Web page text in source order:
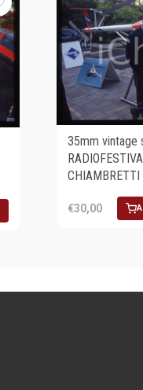
35mm vintage
CHIAMBRETTI
€30,00